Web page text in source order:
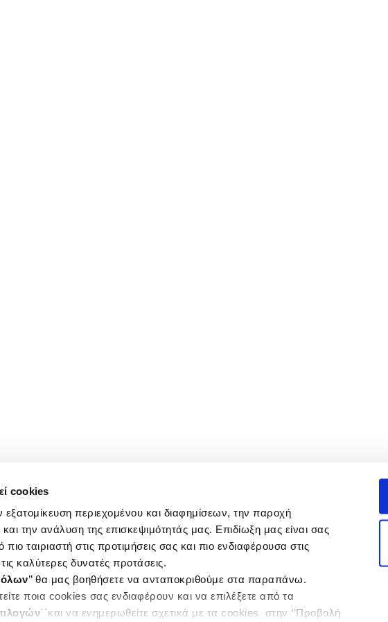
cookies
περιεχομένου και διαφημίσεων, την παροχή
την ανάλυση της επισκεψιμότητάς μας. Επιδίωξη μας είναι σας
ταιριαστή στις προτιμήσεις σας και πιο ενδιαφέρουσα στις
καλύτερες δυνατές προτάσεις.
’’ θα μας βοηθήσετε να ανταποκριθούμε στα παραπάνω.
ποια cookies σας ενδιαφέρουν και να επιλέξετε από τα
΄΄και να ενημερωθείτε σχετικά με τα cookies στην ‘’Προβολή